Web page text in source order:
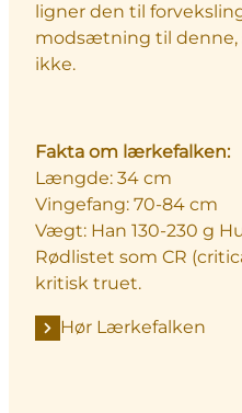
ligner den til
modsætning til denne,
ikke.
Fakta om lærkefalken:
Længde: 34 cm
Vingefang: 70-84 cm
Vægt: Han 130-230 g
Rødlistet som CR
kritisk truet.
Hør Lærkefalken